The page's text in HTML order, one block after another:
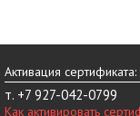
Активация сертификата:
т. +7 927-042-0799
Как активировать